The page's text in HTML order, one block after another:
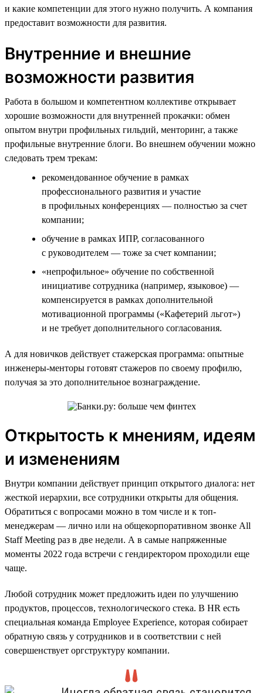
и какие компетенции для этого нужно получить. А компания
предоставит возможности для развития.
Внутренние и внешние
возможности развития
Работа в большом и компетентном коллективе открывает
хорошие возможности для внутренней прокачки: обмен
опытом внутри профильных гильдий, менторинг, а также
профильные внутренние блоги. Во внешнем обучении можно
следовать трем трекам:
рекомендованное обучение в рамках
профессионального развития и участие
в профильных конференциях — полностью за счет
компании;
обучение в рамках ИПР, согласованного
с руководителем — тоже за счет компании;
«непрофильное» обучение по собственной
инициативе сотрудника (например, языковое) —
компенсируется в рамках дополнительной
мотивационной программы («Кафетерий льгот»)
и не требует дополнительного согласования.
А для новичков действует стажерская программа: опытные
инженеры-менторы готовят стажеров по своему профилю,
получая за это дополнительное вознаграждение.
Открытость к мнениям, идеям
и изменениям
Внутри компании действует принцип открытого диалога: нет
жесткой иерархии, все сотрудники открыты для общения.
Обратиться с вопросами можно в том числе и к топ-
менеджерам — лично или на общекорпоративном звонке All
Staff Meeting раз в две недели. А в самые напряженные
моменты 2022 года встречи с гендиректором проходили еще
чаще.
Любой сотрудник может предложить идеи по улучшению
продуктов, процессов, технологического стека. В HR есть
специальная команда Employee Experience, которая собирает
обратную связь у сотрудников и в соответствии с ней
совершенствует оргструктуру компании.